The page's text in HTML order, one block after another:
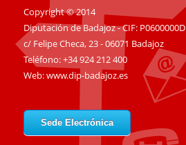
Copyright © 2014
Diputación de Badajoz - CIF: P0600000D
c/ Felipe Checa, 23 - 06071 Badajoz
Teléfono: +34 924 212 400
Web:www.dip-badajoz.es
Sede Electrónica